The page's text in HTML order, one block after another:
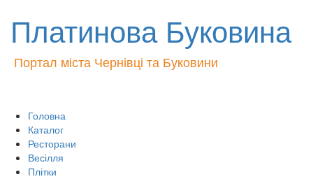
Платинова Буковина
Портал міста Чернівці та Буковини
Головна
Каталог
Ресторани
Весілля
Плітки